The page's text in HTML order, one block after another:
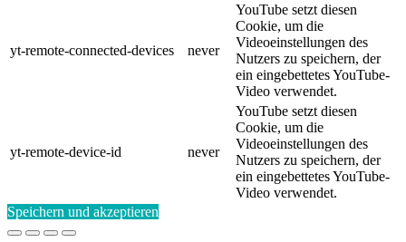
yt-remote-connected-devices never
YouTube setzt diesen
Cookie, um die
Videoeinstellungen des
Nutzers zu speichern, der
ein eingebettetes YouTube-
Video verwendet.
yt-remote-device-id never
YouTube setzt diesen
Cookie, um die
Videoeinstellungen des
Nutzers zu speichern, der
ein eingebettetes YouTube-
Video verwendet.
Speichern und akzeptieren